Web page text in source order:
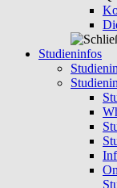
Studieninfos